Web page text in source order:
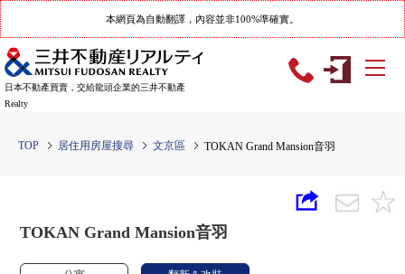
本網頁為自動翻譯，內容並非100%準確實。
日本不動產買賣，交給龍頭企業的三井不動產
Realty
TOP 居住用房屋搜尋 文京區 TOKAN Grand Mansion音羽
TOKAN Grand Mansion音羽